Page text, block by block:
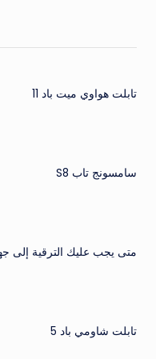
تابلت هواوي ميت باد 11
سامسونج تاب S8
متى يجب عليك الترقية إلى
تابلت شاومي باد 5